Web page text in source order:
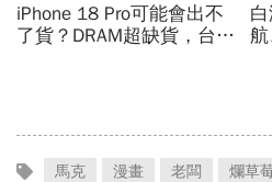
iPhone 18 Pro可能會出不
了貨？DRAM超缺貨，台積
馬克 漫畫 老闆 爛草